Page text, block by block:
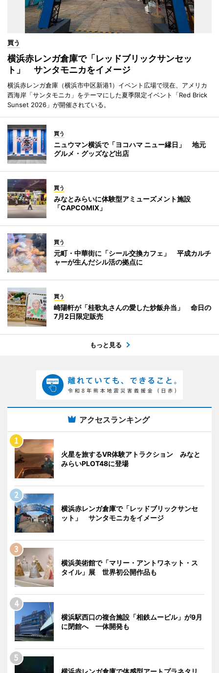
買う
横浜赤レンガ倉庫で「レッドブリックサンセッ
ト」 サンタモニカをイメージ
横浜赤レンガ倉庫（横浜市中区新港1）イベント広場で現在、アメリカ
西海岸「サンタモニカ」をテーマにした夏季限定イベント「Red Brick
Sunset 2026」が開催されている。
買う
ニュウマン横浜で「ヨコハマ ニュー縁日」 地元
グルメ・グッズなど出店
買う
みなとみらいに体験型アミューズメント施設
「CAPCOMIX」
買う
元町・中華街に「シール交換カフェ」 平成カルチ
ャーが生んだシル活の拠点に
買う
崎陽軒が「桂歌丸さんの愛した炒飯弁当」 命日の
7月2日限定販売
もっと見る
アクセスランキング
火星を旅するVR体験アトラクション みなと
みらいPLOT48に登場
横浜赤レンガ倉庫で「レッドブリックサンセ
ット」 サンタモニカをイメージ
横浜美術館で「マリー・アントワネット・ス
タイル」展 世界初公開作品も
横浜駅西口の複合施設「相鉄ムービル」が9月
に閉館へ 一体開発も
横浜赤レンガ倉庫で体感型アートプラネタリ